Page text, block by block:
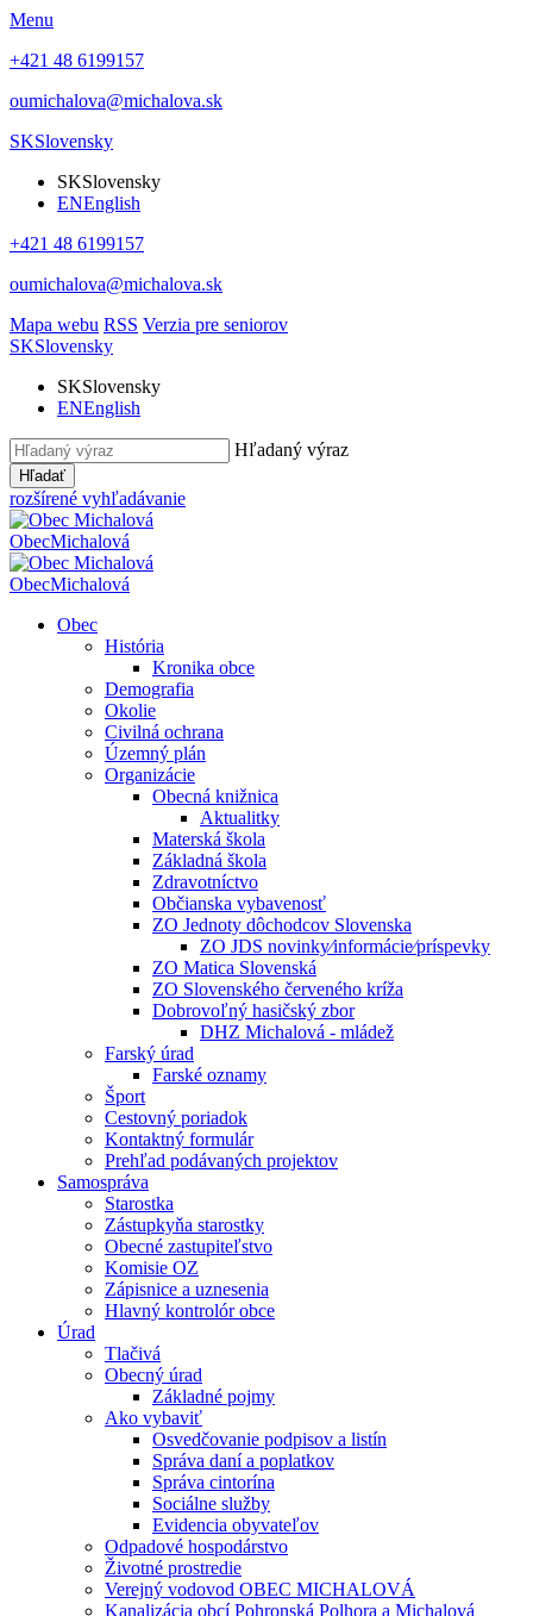
Menu
+421 48 6199157
oumichalova@michalova.sk
SKSlovensky
SKSlovensky
ENEnglish
+421 48 6199157
oumichalova@michalova.sk
Mapa webu RSS Verzia pre seniorov
SKSlovensky
SKSlovensky
ENEnglish
Hľadaný výraz
Hľadať
rozšírené vyhľadávanie
ObecMichalová
ObecMichalová
Obec
História
Kronika obce
Demografia
Okolie
Civilná ochrana
Územný plán
Organizácie
Obecná knižnica
Aktualitky
Materská škola
Základná škola
Zdravotníctvo
Občianska vybavenosť
ZO Jednoty dôchodcov Slovenska
ZO JDS novinky⁄informácie⁄príspevky
ZO Matica Slovenská
ZO Slovenského červeného kríža
Dobrovoľný hasičský zbor
DHZ Michalová - mládež
Farský úrad
Farské oznamy
Šport
Cestovný poriadok
Kontaktný formulár
Prehľad podávaných projektov
Samospráva
Starostka
Zástupkyňa starostky
Obecné zastupiteľstvo
Komisie OZ
Zápisnice a uznesenia
Hlavný kontrolór obce
Úrad
Tlačivá
Obecný úrad
Základné pojmy
Ako vybaviť
Osvedčovanie podpisov a listín
Správa daní a poplatkov
Správa cintorína
Sociálne služby
Evidencia obyvateľov
Odpadové hospodárstvo
Životné prostredie
Verejný vodovod OBEC MICHALOVÁ
Kanalizácia obcí Pohronská Polhora a Michalová